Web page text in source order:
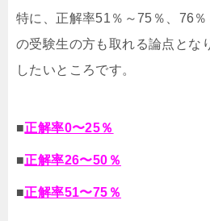
特に、正解率51％～75％、76
の受験生の方も取れる論点とな
したいところです。
■正解率0〜25％
■正解率26〜50％
■正解率51〜75％